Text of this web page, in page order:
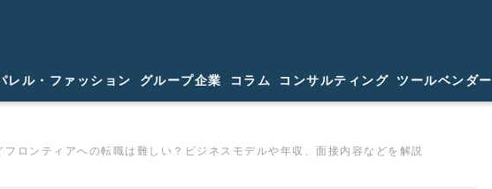
レル・ファッション グループ企業 コラム コンサルティング ツールベンダー
フロンティアへの転職は難しい？ビジネスモデルや年収、面接内容などを解説